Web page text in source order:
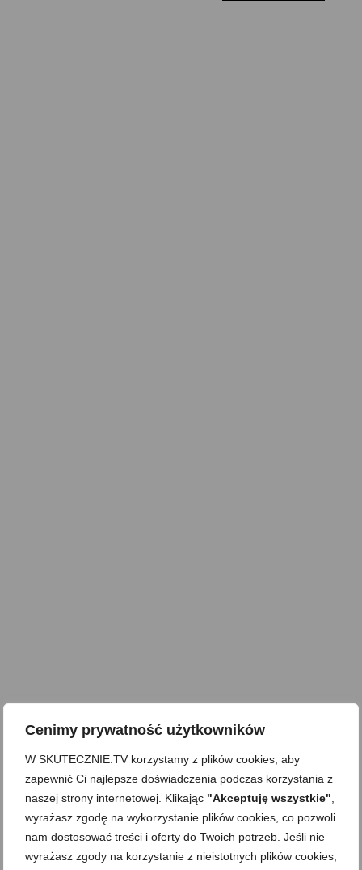
Cenimy prywatność użytkowników
W SKUTECZNIE.TV korzystamy z plików cookies, aby
zapewnić Ci najlepsze doświadczenia podczas korzystania z
naszej strony internetowej. Klikając "Akceptuję wszystkie"
wyrażasz zgodę na wykorzystanie plików cookies, co pozwoli
nam dostosować treści i oferty do Twoich potrzeb. Jeśli nie
wyrażasz zgody na korzystanie z nieistotnych plików cookies,